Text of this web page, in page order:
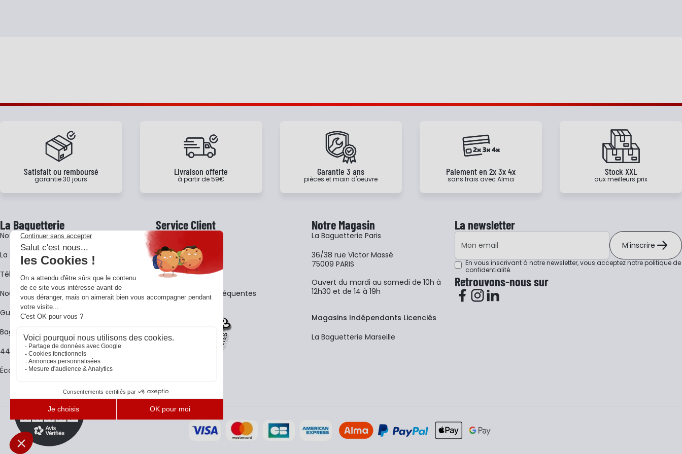
Satisfait ou remboursé
garantie 30 jours
Livraison offerte
à partir de 59€
Garantie 3 ans
pièces et main d'oeuvre
Paiement en 2x 3x 4x
sans frais avec Alma
Stock XXL
aux meilleurs prix
La Baguetterie
Notre histoire
La BagShow
​Télécharger le catalogue
Nous contacter
Guides La Baguetterie
Baguetterie Shop Online
44 ans de rencontres
Écoles
Service Client
Garantie 3 ans
CGV
FAQ - Questions Fréquentes
Notre Magasin
La Baguetterie Paris
36/38 rue Victor Massé
75009 PARIS
Ouvert du mardi au samedi de 10h à
12h30 et de 14 à 19h
Magasins Indépendants Licenciés
La Baguetterie Marseille
La newsletter
Adresse e-mail
M'inscrire
En vous inscrivant à notre newsletter, vous acceptez notrepolitique de
confidentialité.
Retrouvons-nous sur